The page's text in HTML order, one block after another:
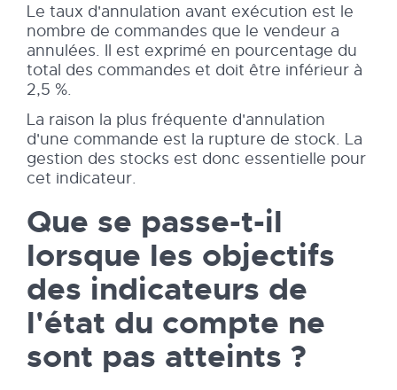
Le taux d'annulation avant exécution est le
nombre de commandes que le vendeur a
annulées. Il est exprimé en pourcentage du
total des commandes et doit être inférieur à
2,5 %.
La raison la plus fréquente d'annulation
d'une commande est la rupture de stock. La
gestion des stocks est donc essentielle pour
cet indicateur.
Que se passe-t-il
lorsque les objectifs
des indicateurs de
l'état du compte ne
sont pas atteints ?